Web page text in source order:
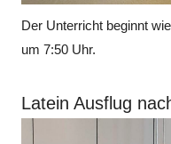
Der Unterricht beginnt
um 7:50 Uhr.
Latein Ausflug